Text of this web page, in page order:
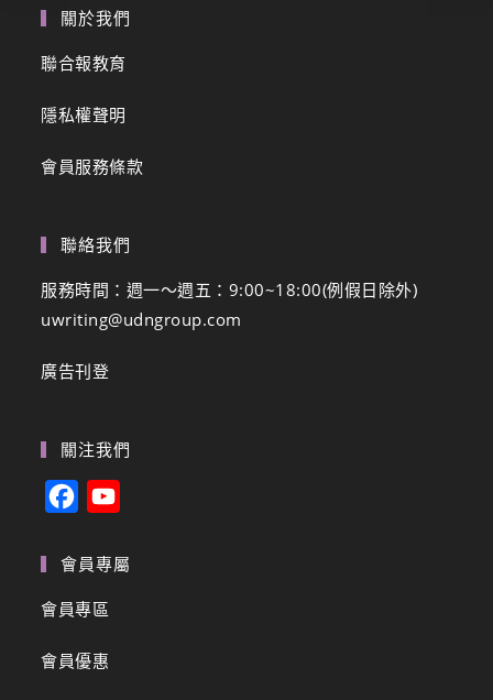
關於我們
聯合報教育
隱私權聲明
會員服務條款
聯絡我們
服務時間：週一～週五：9:00~18:00(例假日除外)
uwriting@udngroup.com
廣告刊登
關注我們
c
e
o
u
會員專屬
會員專區
會員優惠